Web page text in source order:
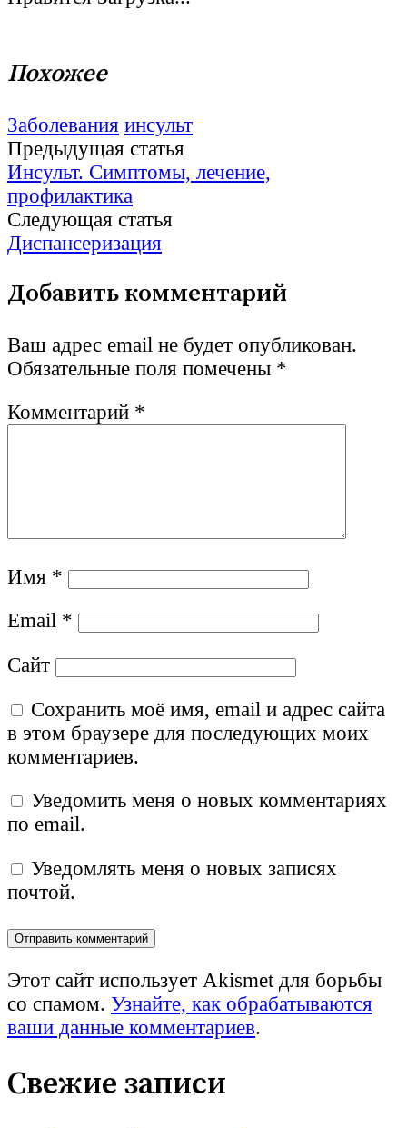
Похожее
Заболевания инсульт
Post
navigation
Предыдущая статья
Инсульт. Симптомы, лечение,
профилактика
Следующая статья
Диспансеризация
Добавить комментарий
Ваш адрес email не будет опубликован.
Обязательные поля помечены *
Комментарий *
Имя *
Email *
Сайт
Сохранить моё имя, email и адрес сайта
в этом браузере для последующих моих
комментариев.
Уведомить меня о новых комментариях
по email.
Уведомлять меня о новых записях
почтой.
Этот сайт использует Akismet для борьбы
со спамом. Узнайте, как обрабатываются
ваши данные комментариев.
Свежие записи